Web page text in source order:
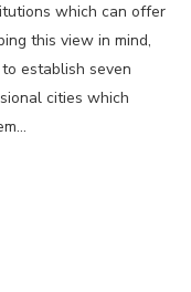
which can offer
this view in mind,
establish seven
cities which